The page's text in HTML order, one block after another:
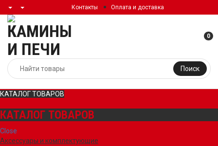
Контакты Оплата и доставка
Поиск
0
КАТАЛОГ ТОВАРОВ
КАТАЛОГ ТОВАРОВ
Close
Аксессуары и комплектующие